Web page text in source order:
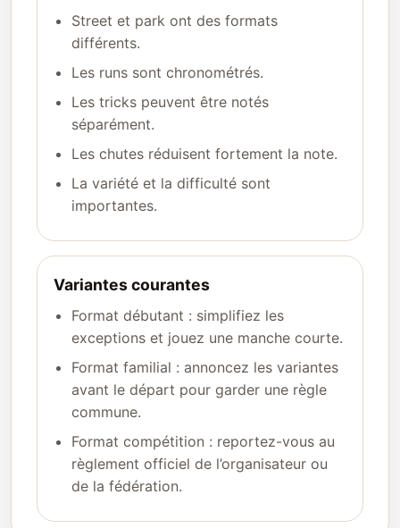
Street et park ont des formats
différents.
Les runs sont chronométrés.
Les tricks peuvent être notés
séparément.
Les chutes réduisent fortement la note.
La variété et la difficulté sont
importantes.
Variantes courantes
Format débutant : simplifiez les
exceptions et jouez une manche courte.
Format familial : annoncez les variantes
avant le départ pour garder une règle
commune.
Format compétition : reportez-vous au
règlement officiel de l’organisateur ou
de la fédération.